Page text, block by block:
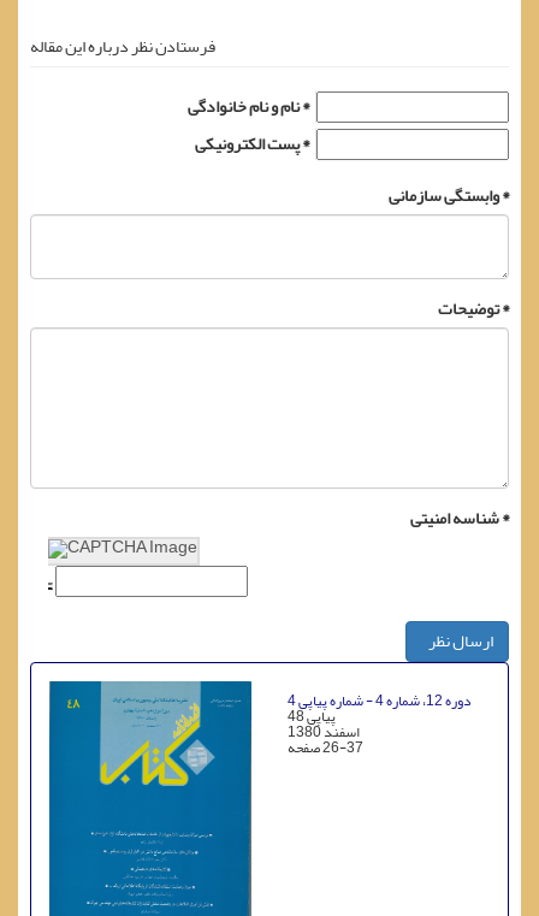
فرستادن نظر درباره این مقاله
نام و نام خانوادگی *
پست الکترونیکی *
وابستگی سازمانی *
توضیحات *
شناسه امنیتی *
ارسال نظر
دوره 12، شماره 4 - شماره پیاپی 4
پیاپی 48
اسفند 1380
26-37